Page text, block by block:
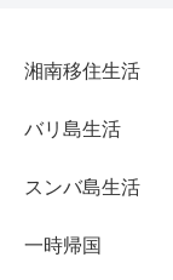
湘南移住生活
バリ島生活
スンバ島生活
一時帰国